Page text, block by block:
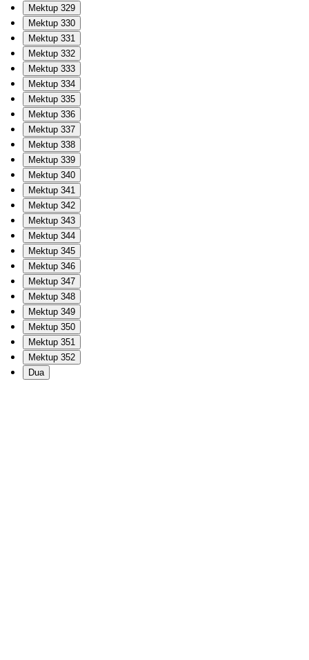
Mektup 329
Mektup 330
Mektup 331
Mektup 332
Mektup 333
Mektup 334
Mektup 335
Mektup 336
Mektup 337
Mektup 338
Mektup 339
Mektup 340
Mektup 341
Mektup 342
Mektup 343
Mektup 344
Mektup 345
Mektup 346
Mektup 347
Mektup 348
Mektup 349
Mektup 350
Mektup 351
Mektup 352
Dua